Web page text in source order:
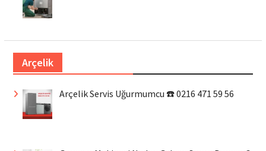
Arçelik
Arçelik Servis Uğurmumcu ☎️ 0216 471 59 56